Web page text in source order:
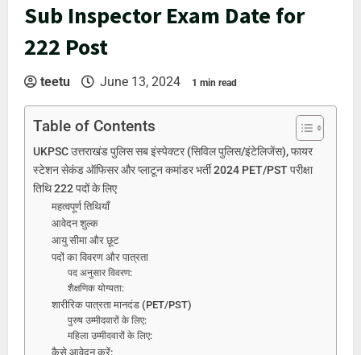
Sub Inspector Exam Date for
222 Post
teetu June 13, 2024 1 min read
Table of Contents
UKPSC उत्तराखंड पुलिस सब इंस्पेक्टर (सिविल पुलिस/इंटेलिजेंस), फायर
स्टेशन सेकंड ऑफिसर और प्लाटून कमांडर भर्ती 2024 PET/PST परीक्षा
तिथि 222 पदों के लिए
महत्वपूर्ण तिथियाँ
आवेदन शुल्क
आयु सीमा और छूट
पदों का विवरण और पात्रता
पद अनुसार विवरण:
शैक्षणिक योग्यता:
शारीरिक पात्रता मानदंड (PET/PST)
पुरुष उम्मीदवारों के लिए:
महिला उम्मीदवारों के लिए:
कैसे आवेदन करें: